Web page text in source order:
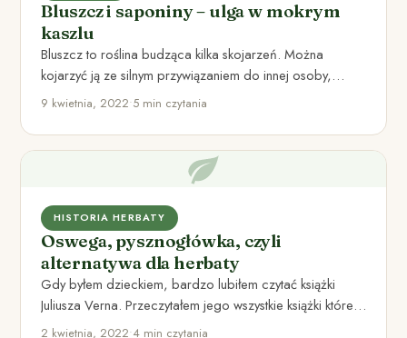
Bluszcz i saponiny – ulga w mokrym
kaszlu
Bluszcz to roślina budząca kilka skojarzeń. Można
kojarzyć ją ze silnym przywiązaniem do innej osoby,
przechodzącym czasem w…
9 kwietnia, 2022•5 min czytania
HISTORIA HERBATY
Oswega, pysznogłówka, czyli
alternatywa dla herbaty
Gdy byłem dzieckiem, bardzo lubiłem czytać książki
Juliusza Verna. Przeczytałem jego wszystkie książki które
mogłem znaleźć w szkolnej…
2 kwietnia, 2022•4 min czytania